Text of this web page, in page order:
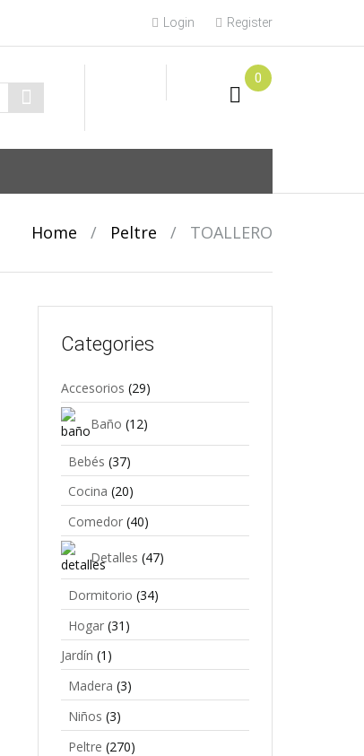
Login Register
0
Home / Peltre / TOALLERO
Categories
Accesorios (29)
Baño (12)
Bebés (37)
Cocina (20)
Comedor (40)
Detalles (47)
Dormitorio (34)
Hogar (31)
Jardín (1)
Madera (3)
Niños (3)
Peltre (270)